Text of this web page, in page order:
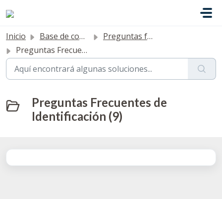
Inicio Base de conocimientos
Preguntas frecuentes
Preguntas Frecuentes de Identificación
Preguntas Frecuentes de
Identificación (9)